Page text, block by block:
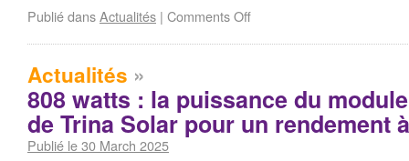
Publié dansActualités | Comments Off
Actualités »
808 watts : la puissance du
de Trina Solar pour un rendement
Publié le 30 March 2025